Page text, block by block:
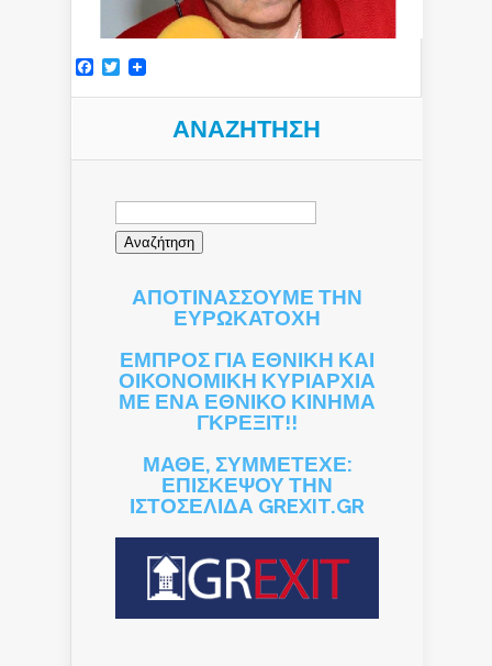
Facebook
Twitter
ΑΝΑΖΉΤΗΣΗ
Αναζήτηση
ΑΠΟΤΙΝΑΣΣΟΥΜΕ ΤΗΝ
ΕΥΡΩΚΑΤΟΧΗ
ΕΜΠΡΟΣ ΓΙΑ ΕΘΝΙΚΗ ΚΑΙ
ΟΙΚΟΝΟΜΙΚΗ ΚΥΡΙΑΡΧΙΑ
ΜΕ ΕΝΑ ΕΘΝΙΚΟ ΚΙΝΗΜΑ
ΓΚΡΕΞΙΤ!!
ΜΑΘΕ, ΣΥΜΜΕΤΕΧΕ:
ΕΠΙΣΚΕΨΟΥ ΤΗΝ
ΙΣΤΟΣΕΛΙΔΑ GREXIT.GR